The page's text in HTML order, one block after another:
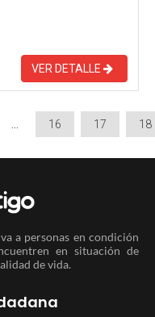
VER DETALLE
16 17 18
a personas en condición
en situación de
de vida.